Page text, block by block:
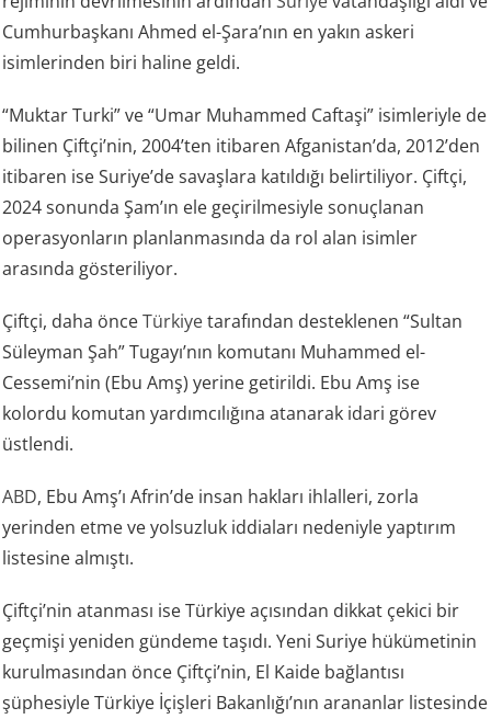
Cumhurbaşkanı Ahmed el-Şara’nın en yakın askeri
isimlerinden biri haline geldi.
“Muktar Turki” ve “Umar Muhammed Caftaşi” isimleriyle de
bilinen Çiftçi’nin, 2004’ten itibaren Afganistan’da, 2012’den
itibaren ise Suriye’de savaşlara katıldığı belirtiliyor. Çiftçi,
2024 sonunda Şam’ın ele geçirilmesiyle sonuçlanan
operasyonların planlanmasında da rol alan isimler
arasında gösteriliyor.
Çiftçi, daha önceTürkiyetarafından desteklenen “Sultan
Süleyman Şah” Tugayı’nın komutanı Muhammed el-
Cessemi’nin (Ebu Amş) yerine getirildi. Ebu Amş ise
kolordu komutan yardımcılığına atanarak idari görev
üstlendi.
ABD, Ebu Amş’ı Afrin’de insan hakları ihlalleri, zorla
yerinden etme ve yolsuzluk iddiaları nedeniyle yaptırım
listesine almıştı.
Çiftçi’nin atanması ise Türkiye açısından dikkat çekici bir
geçmişi yeniden gündeme taşıdı. Yeni Suriye hükümetinin
kurulmasından önce Çiftçi’nin, El Kaide bağlantısı
şüphesiyle Türkiye İçişleri Bakanlığı’nın arananlar listesinde